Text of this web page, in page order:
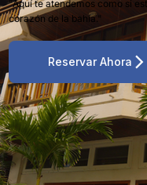
"Aquí te atendemos como si
corazón de la bahía."